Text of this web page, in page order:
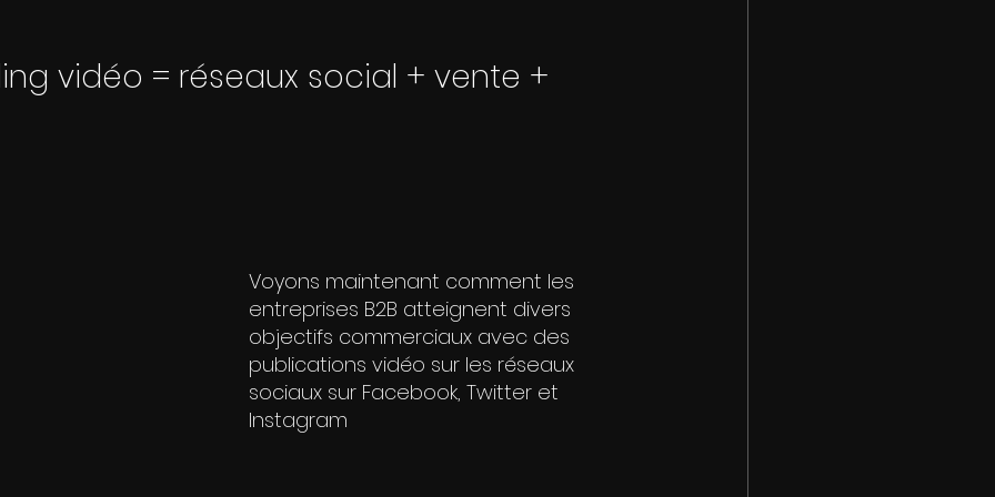
vidéo = réseaux social + vente +
Voyons maintenant comment les
entreprises B2B atteignent divers
objectifs commerciaux avec des
publications vidéo sur les réseaux
sociaux sur Facebook, Twitter et
Instagram